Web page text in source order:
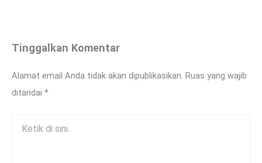
Tinggalkan Komentar
Alamat email Anda tidak akan dipublikasikan. Ruas yang wajib
ditandai *